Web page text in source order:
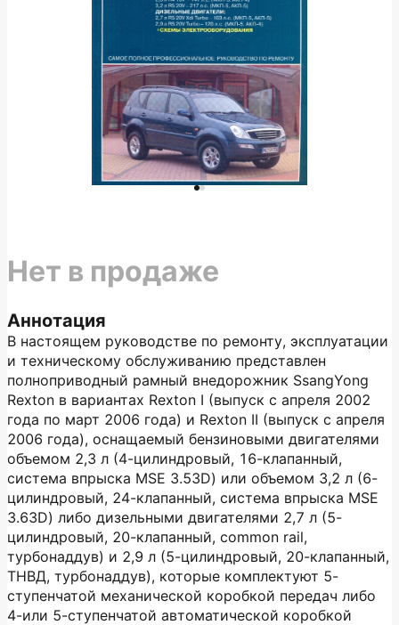
Аннотация
В настоящем руководстве по ремонту, эксплуатации
и техническому обслуживанию представлен
полноприводный рамный внедорожник SsangYong
Rexton в вариантах Rexton I (выпуск с апреля 2002
года по март 2006 года) и Rexton II (выпуск с апреля
2006 года), оснащаемый бензиновыми двигателями
объемом 2,3 л (4-цилиндровый, 16-клапанный,
система впрыска MSE 3.53D) или объемом 3,2 л (6-
цилиндровый, 24-клапанный, система впрыска MSE
3.63D) либо дизельными двигателями 2,7 л (5-
цилиндровый, 20-клапанный, common rail,
турбонаддув) и 2,9 л (5-цилиндровый, 20-клапанный,
ТНВД, турбонаддув), которые комплектуют 5-
ступенчатой механической коробкой передач либо
4-или 5-ступенчатой автоматической коробкой
Нет в продаже